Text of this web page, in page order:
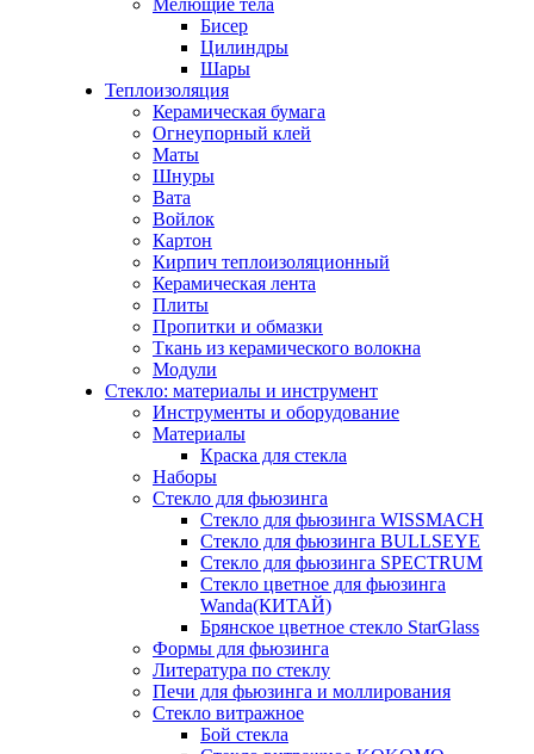
Мелющие тела
Бисер
Цилиндры
Шары
Теплоизоляция
Керамическая бумага
Огнеупорный клей
Маты
Шнуры
Вата
Войлок
Картон
Кирпич теплоизоляционный
Керамическая лента
Плиты
Пропитки и обмазки
Ткань из керамического волокна
Модули
Стекло: материалы и инструмент
Инструменты и оборудование
Материалы
Краска для стекла
Наборы
Стекло для фьюзинга
Стекло для фьюзинга WISSMACH
Стекло для фьюзинга BULLSEYE
Стекло для фьюзинга SPECTRUM
Стекло цветное для фьюзинга
Wanda(КИТАЙ)
Брянское цветное стекло StarGlass
Формы для фьюзинга
Литература по стеклу
Печи для фьюзинга и моллирования
Стекло витражное
Бой стекла